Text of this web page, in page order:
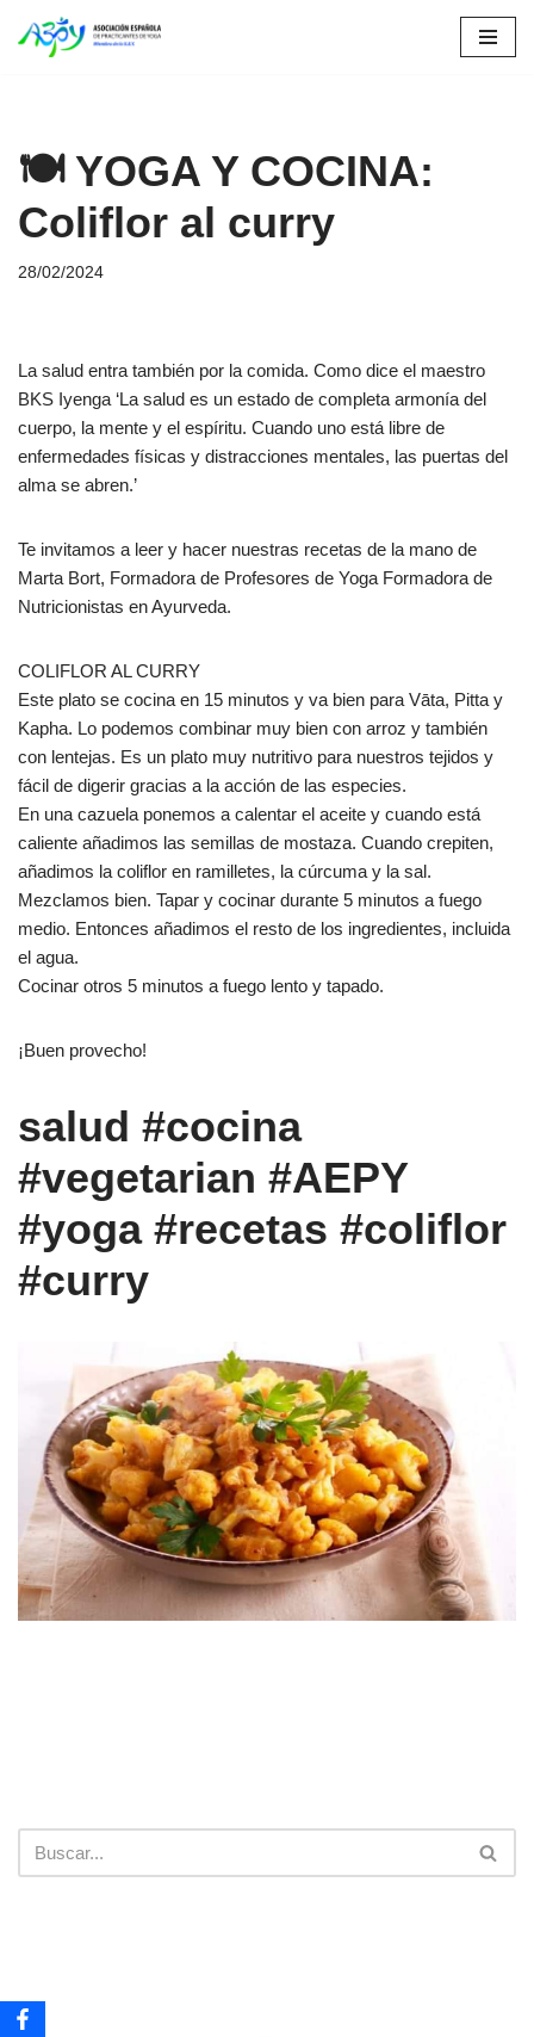
Saltar
🍽 YOGA Y COCINA:
Coliflor al curry
28/02/2024
La salud entra también por la comida. Como dice el maestro
BKS Iyenga ‘La salud es un estado de completa armonía del
cuerpo, la mente y el espíritu. Cuando uno está libre de
enfermedades físicas y distracciones mentales, las puertas del
alma se abren.’
Te invitamos a leer y hacer nuestras recetas de la mano de
Marta Bort, Formadora de Profesores de Yoga Formadora de
Nutricionistas en Ayurveda.
COLIFLOR AL CURRY
Este plato se cocina en 15 minutos y va bien para Vāta, Pitta y
Kapha. Lo podemos combinar muy bien con arroz y también
con lentejas. Es un plato muy nutritivo para nuestros tejidos y
fácil de digerir gracias a la acción de las especies.
En una cazuela ponemos a calentar el aceite y cuando está
caliente añadimos las semillas de mostaza. Cuando crepiten,
añadimos la coliflor en ramilletes, la cúrcuma y la sal.
Mezclamos bien. Tapar y cocinar durante 5 minutos a fuego
medio. Entonces añadimos el resto de los ingredientes, incluida
el agua.
Cocinar otros 5 minutos a fuego lento y tapado.
¡Buen provecho!
salud #cocina
#vegetarian #AEPY
#yoga #recetas #coliflor
#curry